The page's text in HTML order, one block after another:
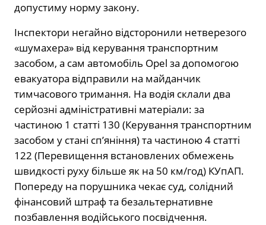
допустиму норму закону.
Інспектори негайно відсторонили нетверезого
«шумахера» від керування транспортним
засобом, а сам автомобіль Opel за допомогою
евакуатора відправили на майданчик
тимчасового тримання. На водія склали два
серйозні адміністративні матеріали: за
частиною 1 статті 130 (Керування транспортним
засобом у стані сп’яніння) та частиною 4 статті
122 (Перевищення встановлених обмежень
швидкості руху більше як на 50 км/год) КУпАП.
Попереду на порушника чекає суд, солідний
фінансовий штраф та безальтернативне
позбавлення водійського посвідчення.